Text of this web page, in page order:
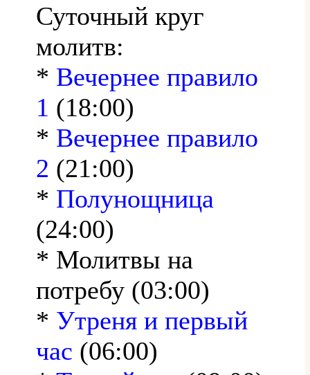
Суточный круг
молитв:
* Вечернее правило
1 (18:00)
* Вечернее правило
2 (21:00)
* Полунощница
(24:00)
* Молитвы на
потребу (03:00)
* Утреня и первый
час (06:00)